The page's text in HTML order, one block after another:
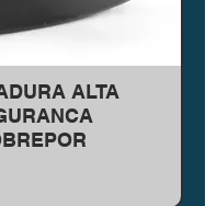
ALTA